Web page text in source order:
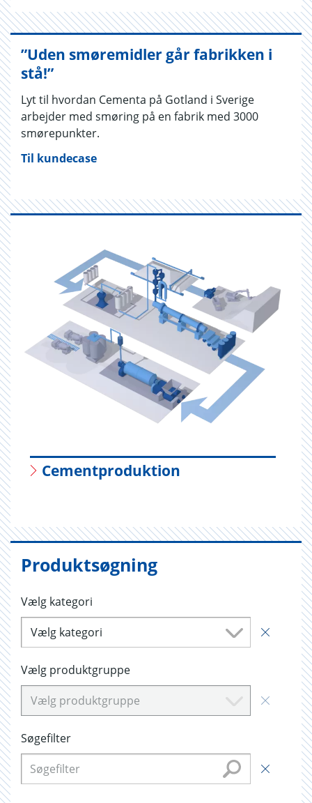
”Uden smøremidler går fabrikken i
stå!”
Lyt til hvordan Cementa på Gotland i Sverige
arbejder med smøring på en fabrik med 3000
smørepunkter.
Til kundecase
Cementproduktion
Produktsøgning
Vælg kategori
Vælg kategori
Vælg produktgruppe
Vælg produktgruppe
Søgefilter